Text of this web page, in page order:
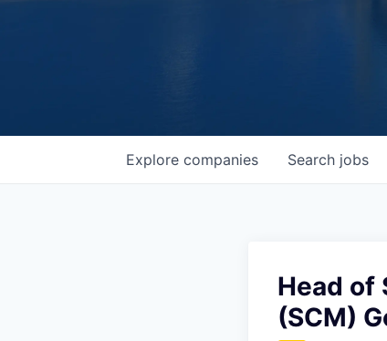
Search jobs
Explore companies
Head of
(SCM)